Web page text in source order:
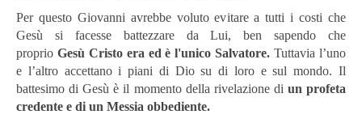
Per questo Giovanni avrebbe voluto evitare a tutti i costi che
Gesù si facesse battezzare da Lui, ben sapendo che
proprio Gesù Cristo era ed è l'unico Salvatore. Tuttavia l’uno
e l’altro accettano i piani di Dio su di loro e sul mondo. Il
battesimo di Gesù è il momento della rivelazione di un profeta
credente e di un Messia obbediente.